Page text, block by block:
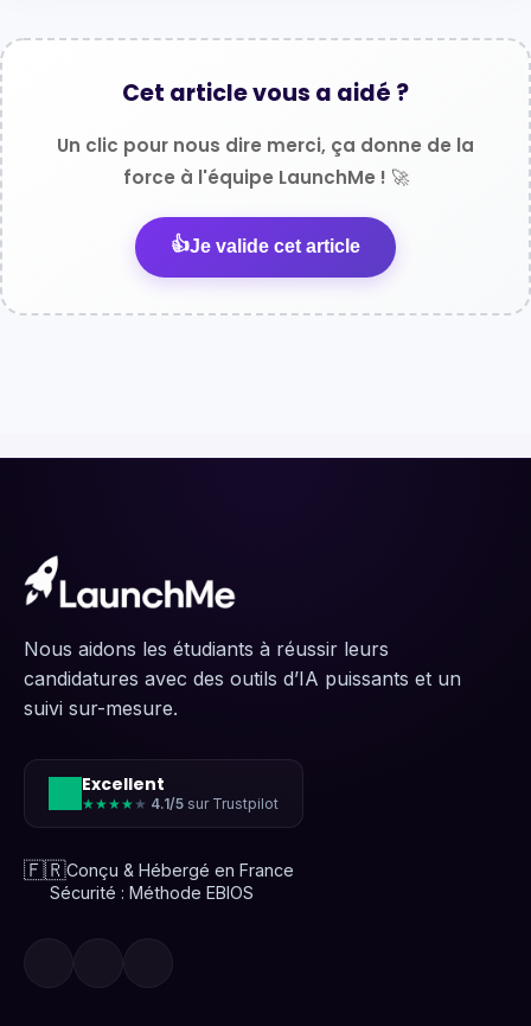
Cet article vous a aidé ?
Un clic pour nous dire merci, ça donne de la
force à l'équipe LaunchMe ! 🚀
👍Je valide cet article
Nous aidons les étudiants à réussir leurs
candidatures avec des outils d’IA puissants et un
suivi sur-mesure.
Excellent
★★★★★ 4.1/5 sur Trustpilot
🇫🇷Conçu & Hébergé en France
Sécurité : Méthode EBIOS